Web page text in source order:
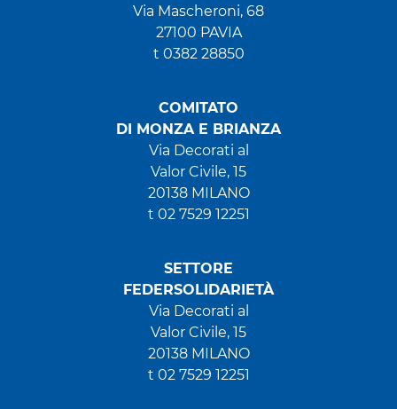
Via Mascheroni, 68
27100 PAVIA
t 0382 28850
COMITATO
DI MONZA E BRIANZA
Via Decorati al
Valor Civile, 15
20138 MILANO
t 02 7529 12251
SETTORE
FEDERSOLIDARIETÀ
Via Decorati al
Valor Civile, 15
20138 MILANO
t 02 7529 12251